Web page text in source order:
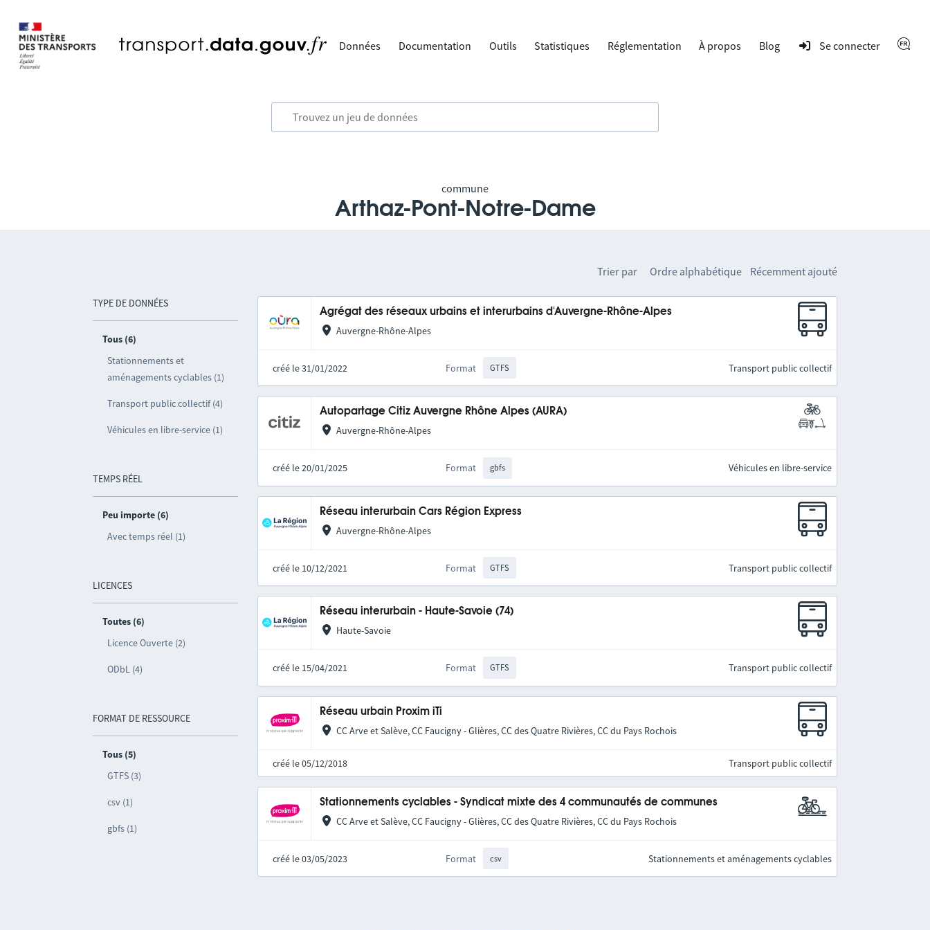
Données Documentation Outils Statistiques Réglementation À propos Blog Se connecter
commune
Arthaz-Pont-Notre-Dame
TYPE DE DONNÉES
Tous (6)
Stationnements et
aménagements cyclables (1)
Transport public collectif (4)
Véhicules en libre-service (1)
TEMPS RÉEL
Peu importe (6)
Avec temps réel (1)
LICENCES
Toutes (6)
Licence Ouverte (2)
ODbL (4)
FORMAT DE RESSOURCE
Tous (5)
GTFS (3)
csv (1)
gbfs (1)
Trier par Ordre alphabétique Récemment ajouté
Agrégat des réseaux urbains et interurbains d'Auvergne-Rhône-Alpes
Auvergne-Rhône-Alpes
créé le 31/01/2022 Format GTFS Transport public collectif
Autopartage Citiz Auvergne Rhône Alpes (AURA)
Auvergne-Rhône-Alpes
créé le 20/01/2025 Format gbfs Véhicules en libre-service
Réseau interurbain Cars Région Express
Auvergne-Rhône-Alpes
créé le 10/12/2021 Format GTFS Transport public collectif
Réseau interurbain - Haute-Savoie (74)
Haute-Savoie
créé le 15/04/2021 Format GTFS Transport public collectif
Réseau urbain Proxim iTi
CC Arve et Salève, CC Faucigny - Glières, CC des Quatre Rivières, CC du Pays Rochois
créé le 05/12/2018 Transport public collectif
Stationnements cyclables - Syndicat mixte des 4 communautés de communes
CC Arve et Salève, CC Faucigny - Glières, CC des Quatre Rivières, CC du Pays Rochois
créé le 03/05/2023 Format csv Stationnements et aménagements cyclables